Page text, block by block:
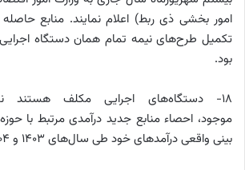
امور بخشی ذی ربط) اعلام نمایند. منابع حاصله
تکمیل طرح‌های نیمه تمام همان دستگاه
بود.
۱۸- دستگاه‌های اجرایی مکلف هستند
موجود، احصاء منابع جدید درآمدی مرتبط با
بینی واقعی درآمدهای خود طی سال‌های ۱۴۰۳ و ۱۴۰۴ اقدام نمایند.